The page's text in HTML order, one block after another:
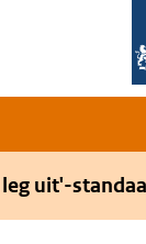
leg uit'-